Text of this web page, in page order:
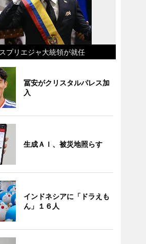
プリエジャ大統領が就任
冨安がクリスタルパレス加
入
生成ＡＩ、被災地照らす
インドネシアに「ドラえも
ん」１６人